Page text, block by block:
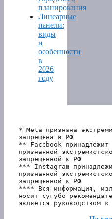
планирования
Линеарные
панели:
виды
и
особенности
в
2026
году
* Meta признана
запрещена в РФ
** Facebook принадлежит
признанной
запрещенной в РФ
*** Instagram
признанной
запрещенной в РФ
**** Вся информация,
носит сугубо
является руководством к